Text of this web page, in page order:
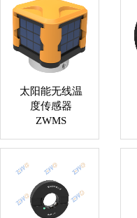
太阳能无线温
度传感器
ZWMS